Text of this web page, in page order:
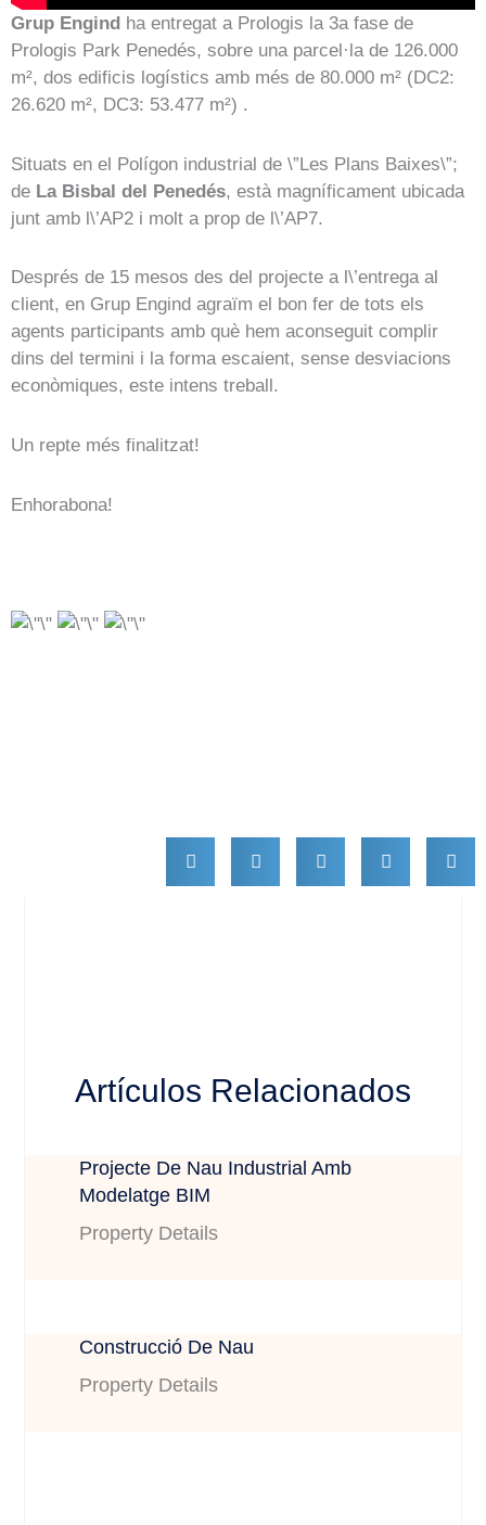
Grup Engind ha entregat a Prologis la 3a fase de
Prologis Park Penedés, sobre una parcel·la de 126.000
m², dos edificis logístics amb més de 80.000 m² (DC2:
26.620 m², DC3: 53.477 m²) .
Situats en el Polígon industrial de \”Les Plans Baixes\”;
de La Bisbal del Penedés, està magníficament ubicada
junt amb l\’AP2 i molt a prop de l\’AP7.
Després de 15 mesos des del projecte a l\’entrega al
client, en Grup Engind agraïm el bon fer de tots els
agents participants amb què hem aconseguit complir
dins del termini i la forma escaient, sense desviacions
econòmiques, este intens treball.
Un repte més finalitzat!
Enhorabona!
Artículos Relacionados
Projecte De Nau Industrial Amb
Modelatge BIM
Property Details
Construcció De Nau
Property Details